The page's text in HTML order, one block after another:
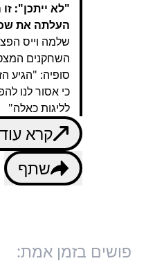
"לא ייתכן":
העלתה את
שלמה וייס
השחקנים
סופיה: "הגיע
כי אסור לנו
לליגות כאלה"
קרא
שתף
פושים בזמן אמת: